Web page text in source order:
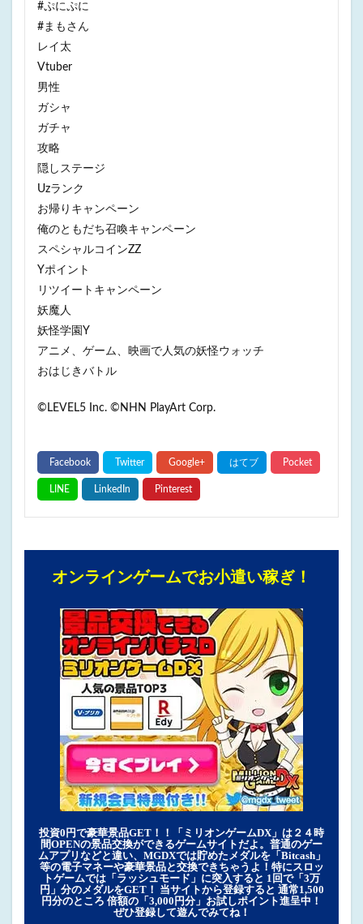
#ぷにぷに
#まもさん
レイ太
Vtuber
男性
ガシャ
ガチャ
攻略
隠しステージ
Uzランク
お帰りキャンペーン
俺のともだち召喚キャンペーン
スペシャルコインZZ
Yポイント
リツイートキャンペーン
妖魔人
妖怪学園Y
アニメ、ゲーム、映画で人気の妖怪ウォッチ
おはじきバトル
©LEVEL5 Inc. ©NHN PlayArt Corp.
オンラインゲームでお小遣い稼ぎ！
投資0円で豪華景品GET！！「ミリオンゲームDX」は２４時
間OPENの景品交換ができるゲームサイトだよ。普通のゲー
ムアプリなどと違い、MGDXでは貯めたメダルを「Bitcash」
等の電子マネーや豪華景品と交換できちゃうよ！特にスロッ
トゲームでは「ラッシュモード」に突入すると 1回で「3万
円」分のメダルをGET！ 当サイトから登録すると 通常1,500
円分のところ 倍額の「3,000円分」お試しポイント進呈中！
ぜひ登録して遊んでみてね！